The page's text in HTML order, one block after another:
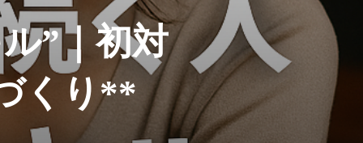
”｜初対
くり**